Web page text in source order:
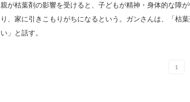
親が枯葉剤の影響を受けると、子どもが精神・身体的な障
り、家に引きこもりがちになるという。ガンさんは、「枯
い」と話す。
1